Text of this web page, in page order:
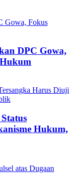
DPC Gowa,
Hukum,